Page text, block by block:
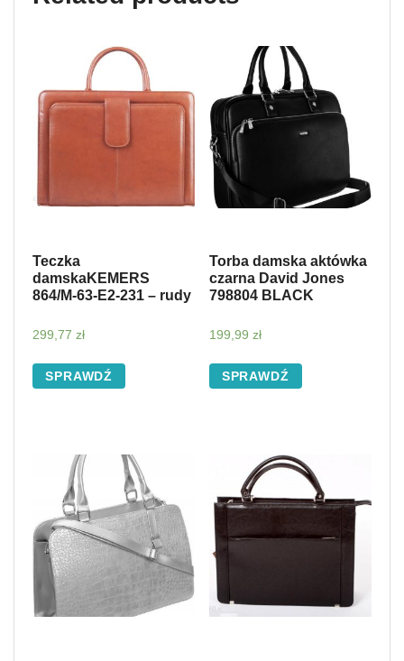
Teczka
damskaKEMERS
864/M-63-E2-231 – rudy
299,77 zł
SPRAWDŹ
Torba damska aktówka
czarna David Jones
798804 BLACK
199,99 zł
SPRAWDŹ